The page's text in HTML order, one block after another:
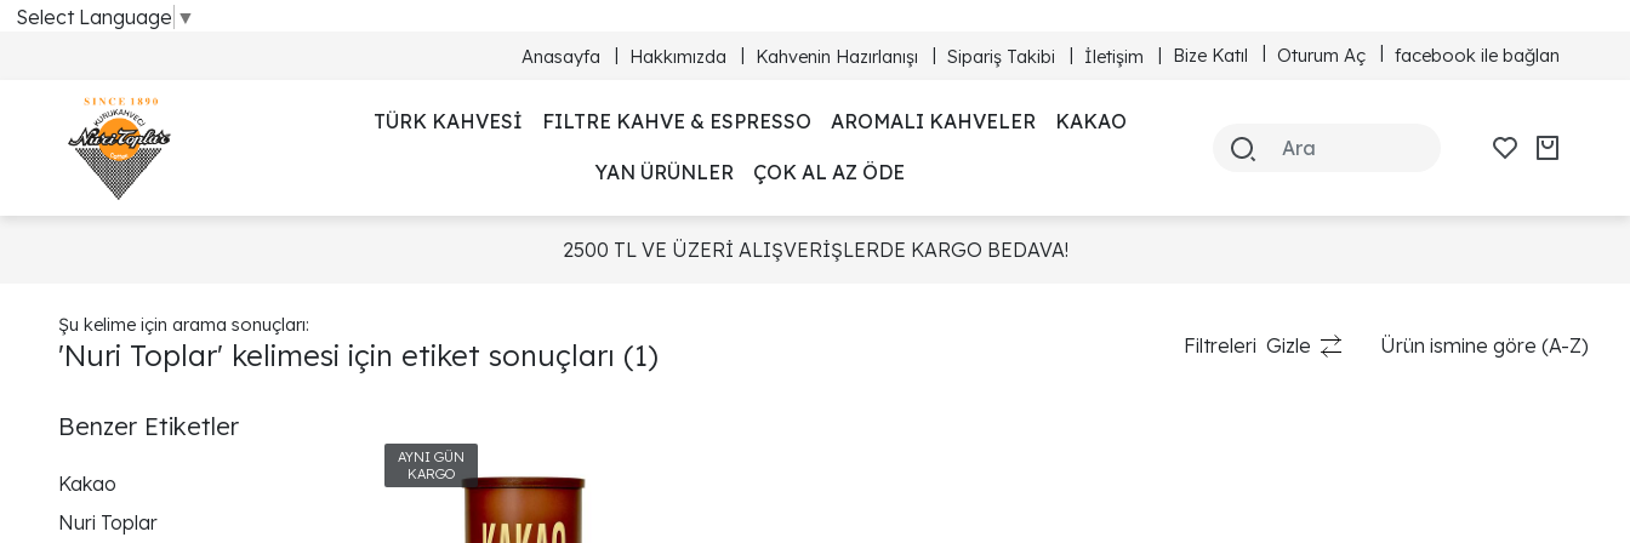
Select Language ▼
Anasayfa Hakkımızda Kahvenin Hazırlanışı Sipariş Takibi İletişim Bize Katıl Oturum Aç facebook ile bağlan
TÜRK KAHVESİ FILTRE KAHVE & ESPRESSO AROMALI KAHVELER KAKAO
YAN ÜRÜNLER ÇOK AL AZ ÖDE
2500 TL VE ÜZERİ ALIŞVERİŞLERDE KARGO BEDAVA!
Şu kelime için arama sonuçları:
'Nuri Toplar' kelimesi için etiket sonuçları (1) Filtreleri Gizle Ürün ismine göre (A-Z)
Benzer Etiketler
Kakao
Nuri Toplar